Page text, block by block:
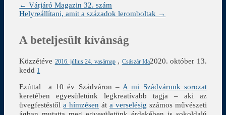
← Várjáró Magazin 32. szám
Helyreállítani, amit a századok leromboltak →
A beteljesült kívánság
Közzétéve 2016. július 24. vasárnap , Császár Ida2020. október 13.
kedd 1
Ezúttal a 10 év Szádváron – A mi Szádvárunk sorozat
keretében egyesületünk legkreatívabb tagja – aki az
üvegfestéstőla hímzésen át a verselésig számos művészeti